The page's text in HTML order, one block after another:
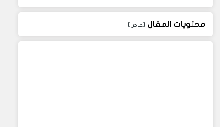
محتويات المقال